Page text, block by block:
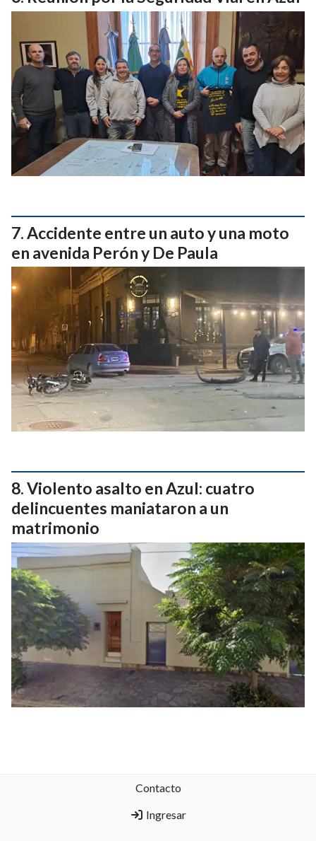
Accidente entre un auto y una moto
en avenida Perón y De Paula
Violento asalto en Azul: cuatro
delincuentes maniataron a un
matrimonio
Contacto
Ingresar